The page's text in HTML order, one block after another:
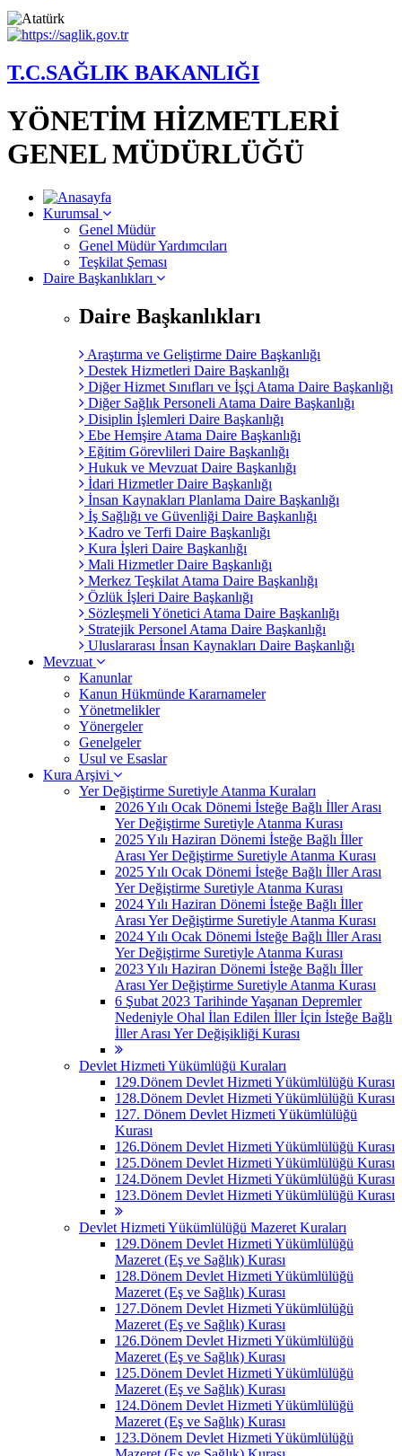
T.C.SAĞLIK BAKANLIĞI
YÖNETİM HİZMETLERİ
GENEL MÜDÜRLÜĞÜ
Kurumsal
Genel Müdür
Genel Müdür Yardımcıları
Teşkilat Şeması
Daire Başkanlıkları
Daire Başkanlıkları
Araştırma ve Geliştirme Daire Başkanlığı
Destek Hizmetleri Daire Başkanlığı
Diğer Hizmet Sınıfları ve İşçi Atama Daire Başkanlığı
Diğer Sağlık Personeli Atama Daire Başkanlığı
Disiplin İşlemleri Daire Başkanlığı
Ebe Hemşire Atama Daire Başkanlığı
Eğitim Görevlileri Daire Başkanlığı
Hukuk ve Mevzuat Daire Başkanlığı
İdari Hizmetler Daire Başkanlığı
İnsan Kaynakları Planlama Daire Başkanlığı
İş Sağlığı ve Güvenliği Daire Başkanlığı
Kadro ve Terfi Daire Başkanlığı
Kura İşleri Daire Başkanlığı
Mali Hizmetler Daire Başkanlığı
Merkez Teşkilat Atama Daire Başkanlığı
Özlük İşleri Daire Başkanlığı
Sözleşmeli Yönetici Atama Daire Başkanlığı
Stratejik Personel Atama Daire Başkanlığı
Uluslararası İnsan Kaynakları Daire Başkanlığı
Mevzuat
Kanunlar
Kanun Hükmünde Kararnameler
Yönetmelikler
Yönergeler
Genelgeler
Usul ve Esaslar
Kura Arşivi
Yer Değiştirme Suretiyle Atanma Kuraları
2026 Yılı Ocak Dönemi İsteğe Bağlı İller Arası
Yer Değiştirme Suretiyle Atanma Kurası
2025 Yılı Haziran Dönemi İsteğe Bağlı İller
Arası Yer Değiştirme Suretiyle Atanma Kurası
2025 Yılı Ocak Dönemi İsteğe Bağlı İller Arası
Yer Değiştirme Suretiyle Atanma Kurası
2024 Yılı Haziran Dönemi İsteğe Bağlı İller
Arası Yer Değiştirme Suretiyle Atanma Kurası
2024 Yılı Ocak Dönemi İsteğe Bağlı İller Arası
Yer Değiştirme Suretiyle Atanma Kurası
2023 Yılı Haziran Dönemi İsteğe Bağlı İller
Arası Yer Değiştirme Suretiyle Atanma Kurası
6 Şubat 2023 Tarihinde Yaşanan Depremler
Nedeniyle Ohal İlan Edilen İller İçin İsteğe Bağlı
İller Arası Yer Değişikliği Kurası
Devlet Hizmeti Yükümlüğü Kuraları
129.Dönem Devlet Hizmeti Yükümlülüğü Kurası
128.Dönem Devlet Hizmeti Yükümlülüğü Kurası
127. Dönem Devlet Hizmeti Yükümlülüğü
Kurası
126.Dönem Devlet Hizmeti Yükümlülüğü Kurası
125.Dönem Devlet Hizmeti Yükümlülüğü Kurası
124.Dönem Devlet Hizmeti Yükümlülüğü Kurası
123.Dönem Devlet Hizmeti Yükümlülüğü Kurası
Devlet Hizmeti Yükümlülüğü Mazeret Kuraları
129.Dönem Devlet Hizmeti Yükümlülüğü
Mazeret (Eş ve Sağlık) Kurası
128.Dönem Devlet Hizmeti Yükümlülüğü
Mazeret (Eş ve Sağlık) Kurası
127.Dönem Devlet Hizmeti Yükümlülüğü
Mazeret (Eş ve Sağlık) Kurası
126.Dönem Devlet Hizmeti Yükümlülüğü
Mazeret (Eş ve Sağlık) Kurası
125.Dönem Devlet Hizmeti Yükümlülüğü
Mazeret (Eş ve Sağlık) Kurası
124.Dönem Devlet Hizmeti Yükümlülüğü
Mazeret (Eş ve Sağlık) Kurası
123.Dönem Devlet Hizmeti Yükümlülüğü